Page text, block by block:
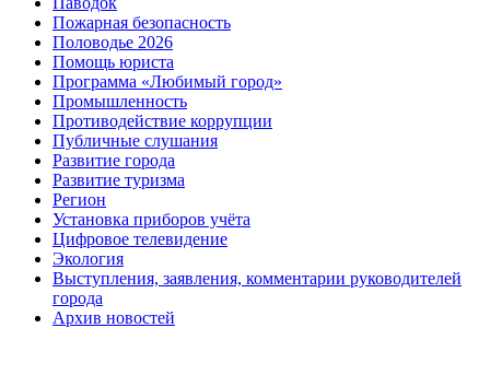
Пожарная безопасность
Половодье 2026
Помощь юриста
Программа «Любимый город»
Промышленность
Противодействие коррупции
Публичные слушания
Развитие города
Развитие туризма
Регион
Установка приборов учёта
Цифровое телевидение
Экология
Выступления, заявления, комментарии руководителей
города
Архив новостей